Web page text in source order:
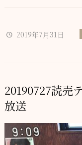
2019年7月31日
20190727読売
放送